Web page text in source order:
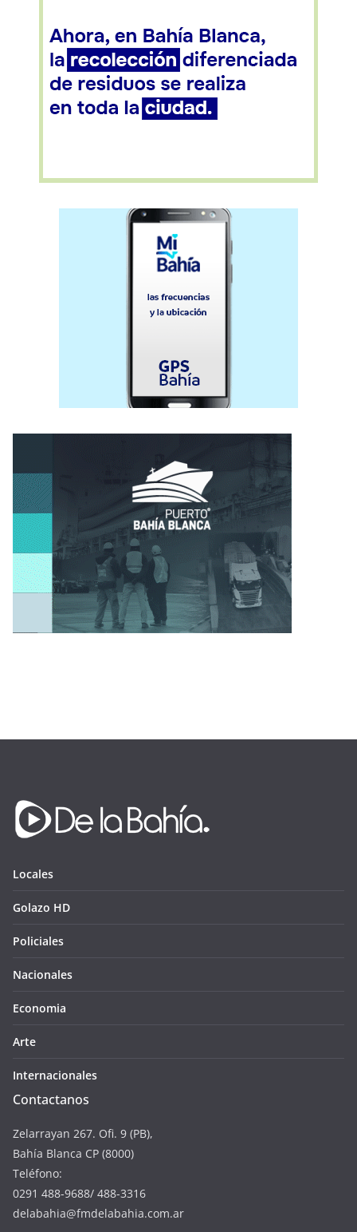
Locales
Golazo HD
Policiales
Nacionales
Economia
Arte
Internacionales
Contactanos
Zelarrayan 267. Ofi. 9 (PB),
Bahía Blanca CP (8000)
Teléfono:
0291 488-9688/ 488-3316
delabahia@fmdelabahia.com.ar